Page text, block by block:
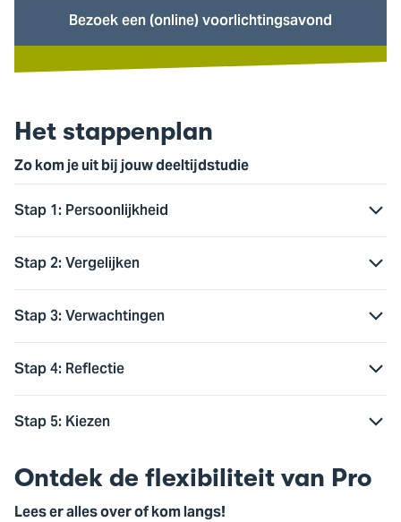
Bezoek een (online) voorlichtingsavond
Het stappenplan
Zo kom je uit bij jouw deeltijdstudie
Stap 1: Persoonlijkheid
Stap 2: Vergelijken
Stap 3: Verwachtingen
Stap 4: Reflectie
Stap 5: Kiezen
Ontdek de flexibiliteit van Pro
Lees er alles over of kom langs!